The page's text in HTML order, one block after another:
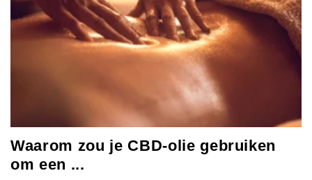
Waarom zou je CBD-olie gebruiken
om een ...